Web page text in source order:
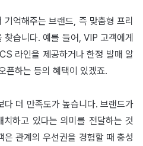
억해주는 브랜드, 즉 맞춤형 프리
습니다. 예를 들어, VIP 고객에게
라인을 제공하거나 한정 발매 알
픈하는 등의 혜택이 있겠죠.
다 더 만족도가 높습니다. 브랜드가
하고 있다는 의미를 전달하는 것
관계의 우선권을 경험할 때 충성